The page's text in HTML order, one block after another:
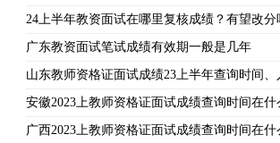
24上半年教资面试在哪里复核成绩？有望改
广东教资面试笔试成绩有效期一般是几年
山东教师资格证面试成绩23上半年查询时间、
安徽2023上教师资格证面试成绩查询时间在什
广西2023上教师资格证面试成绩查询时间在什